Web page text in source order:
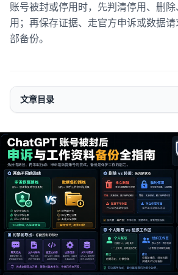
账号被封或停用时，先判清停用、删
用；再保存证据、走官方申诉或数据
部备份。
文章目录